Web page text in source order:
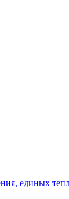
единых